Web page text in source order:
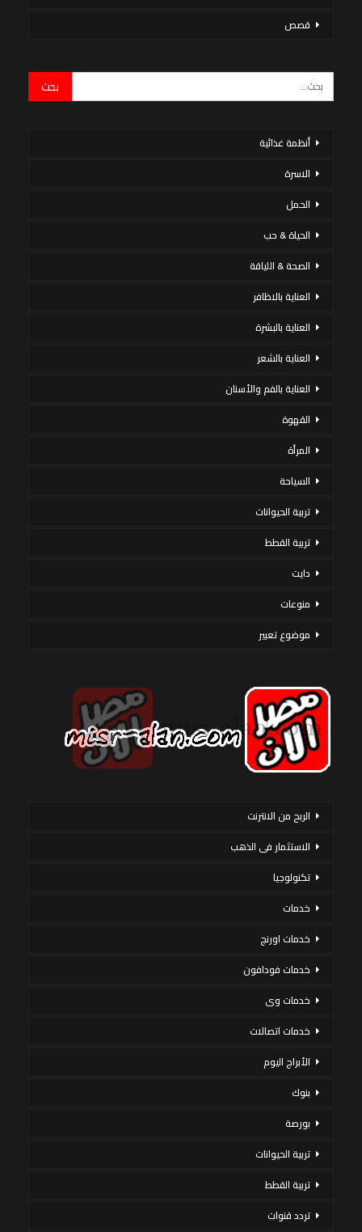
قصص
أنظمة غذائية
الاسرة
الحمل
الحياة & حب
الصحة & اللياقة
العناية بالاظافر
العناية بالبشرة
العناية بالشعر
العناية بالفم والأسنان
القهوة
المرأة
السياحة
تربية الحيوانات
تربية القطط
دايت
منوعات
موضوع تعبير
الربح من الانترنت
الاستثمار فى الذهب
تكنولوجيا
خدمات
خدمات اورنج
خدمات فودافون
خدمات وى
خدمات اتصالات
الأبراج اليوم
بنوك
بورصة
تربية الحيوانات
تربية القطط
تردد قنوات